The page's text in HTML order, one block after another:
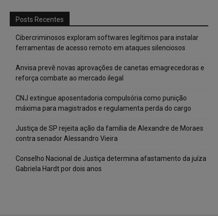
Posts Recentes
Cibercriminosos exploram softwares legítimos para instalar
ferramentas de acesso remoto em ataques silenciosos
Anvisa prevê novas aprovações de canetas emagrecedoras e
reforça combate ao mercado ilegal
CNJ extingue aposentadoria compulsória como punição
máxima para magistrados e regulamenta perda do cargo
Justiça de SP rejeita ação da família de Alexandre de Moraes
contra senador Alessandro Vieira
Conselho Nacional de Justiça determina afastamento da juíza
Gabriela Hardt por dois anos